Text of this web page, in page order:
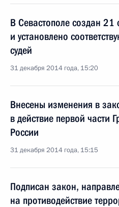
В Севастополе создан 21
и установлено
судей
31 декабря 2014 года, 15:20
Внесены изменения в
в действие первой части
России
31 декабря 2014 года, 15:15
Подписан закон,
на противодействие